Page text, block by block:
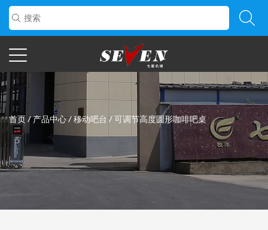
首页 /产品中心/移动吧台/可调节高度圆形咖啡吧桌